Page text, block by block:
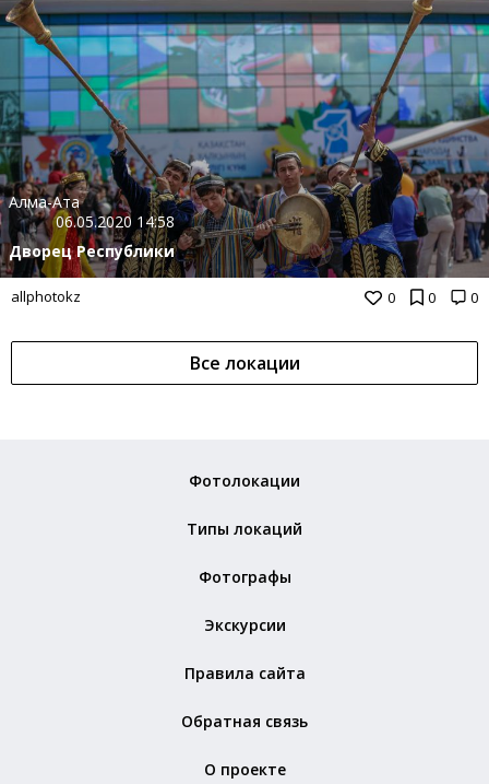
0 0 0
Алма-Ата
06.05.2020 14:58
Дворец Республики
allphotokz
Все локации
Фотолокации
Типы локаций
Фотографы
Экскурсии
Правила сайта
Обратная связь
О проекте